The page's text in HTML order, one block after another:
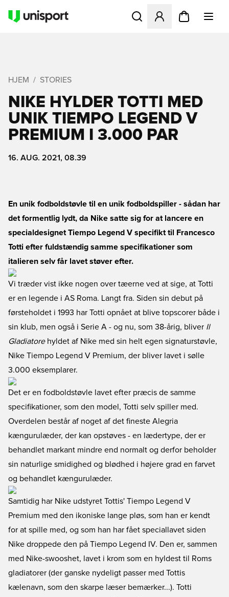
Åbner en Modal til at
HJEM STORIES
NIKE HYLDER TOTTI MED
UNIK TIEMPO LEGEND V
PREMIUM I 3.000 PAR
16. AUG. 2021, 08.39
En unik fodboldstøvle til en unik fodboldspiller - sådan har
det formentlig lydt, da Nike satte sig for at lancere en
specialdesignet Tiempo Legend V specifikt til Francesco
Totti efter fuldstændig samme specifikationer som
italieren selv får lavet støver efter.
Vi træder vist ikke nogen over tæerne ved at sige, at Totti
er en legende i AS Roma. Langt fra. Siden sin debut på
førsteholdet i 1993 har Totti opnået at blive topscorer både i
sin klub, men også i Serie A - og nu, som 38-årig, bliver Il
Gladiatorehyldet af Nike med sin helt egen signaturstøvle,
Nike Tiempo Legend V Premium, der bliver lavet i sølle
3.000 eksemplarer.
Det er en fodboldstøvle lavet efter præcis de samme
specifikationer, som den model, Totti selv spiller med.
Overdelen består af noget af det fineste Alegria
kængurulæder, der kan opstøves - en lædertype, der er
behandlet markant mindre end normalt og derfor beholder
sin naturlige smidighed og blødhed i højere grad en farvet
og behandlet kængurulæder.
Samtidig har Nike udstyret Tottis' Tiempo Legend V
Premium med den ikoniske lange pløs, som han er kendt
for at spille med, og som han har fået speciallavet siden
Nike droppede den på Tiempo Legend IV. Den er, sammen
med Nike-swooshet, lavet i krom som en hyldest til Roms
gladiatorer (der ganske nydeligt passer med Tottis
kælenavn, som den skarpe læser bemærker...). Totti